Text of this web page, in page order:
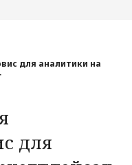
для аналитики на
для